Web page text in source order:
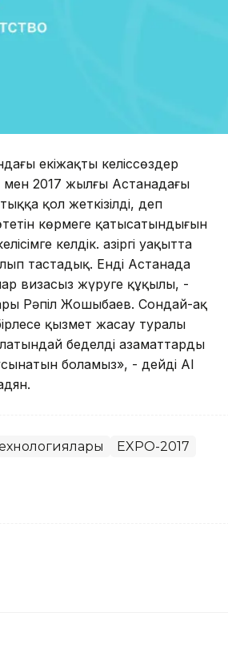
екіжақты келіссөздер
2017 жылғы Астанадағы
қол жеткізілді, деп
көрмеге қатысатындығын
келдік. Қазіргі уақытта
тастадық. Енді Астанада
визасыз жүруге құқылы, -
Рәпіл Жошыбаев. Сондай-ақ
қызмет жасау туралы
беделді азаматтарды
боламыз», - дейді Al
EXPO-2017